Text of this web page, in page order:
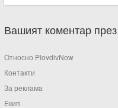
Вашият коментар
Относно PlovdivNow
Контакти
За реклама
Екип